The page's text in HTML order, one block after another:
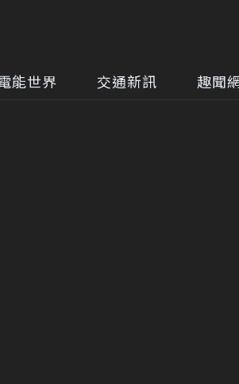
能世界 交通新訊 趣聞